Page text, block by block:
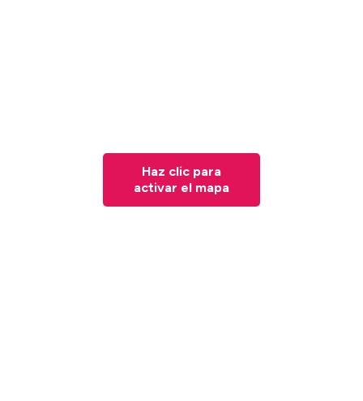
Haz clic para
activar el mapa